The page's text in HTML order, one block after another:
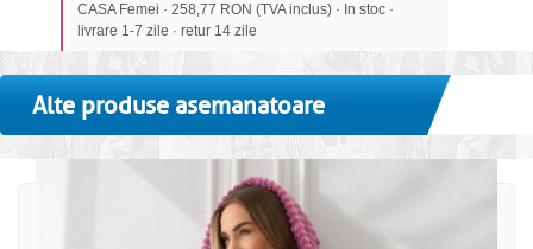
CASA Femei · 258,77 RON (TVA inclus) · In stoc ·
livrare 1-7 zile · retur 14 zile
Alte produse asemanatoare